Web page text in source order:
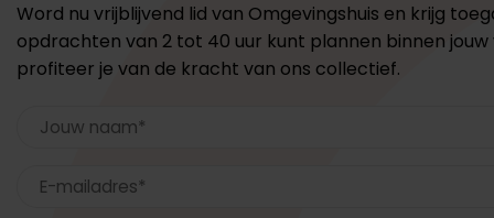
Word nu vrijblijvend lid van Omgevingshuis en krijg
opdrachten van 2 tot 40 uur kunt plannen binnen jouw
profiteer je van de kracht van ons collectief.